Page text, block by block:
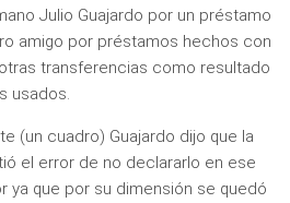
Julio Guajardo por un préstamo
amigo por préstamos hechos con
transferencias como resultado
usados.
(un cuadro) Guajardo dijo que la
el error de no declararlo en ese
ya que por su dimensión se quedó